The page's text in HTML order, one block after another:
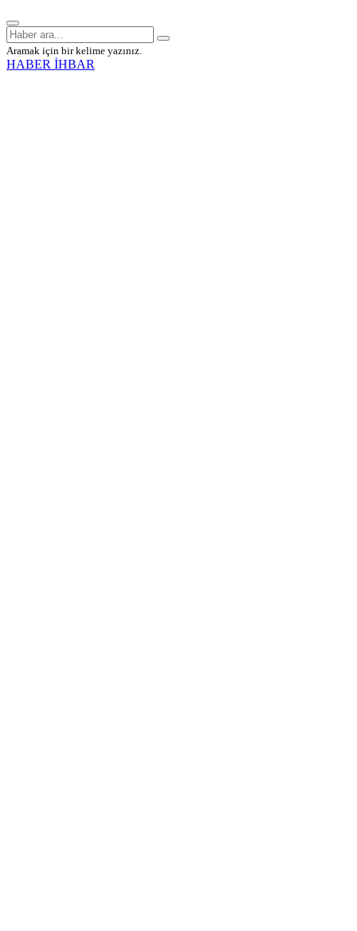
Aramak için bir kelime yazınız.
HABER İHBAR